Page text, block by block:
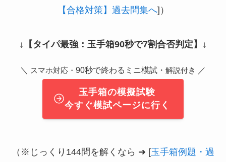
【合格対策】過去問集へ]）
↓ 【タイパ最強：玉手箱90秒で7割合否判定】 ↓
＼ スマホ対応・ 90秒で終わるミニ模試・ 解説付き ／
玉手箱の模擬試験
今すぐ模試ページに行く
（※じっくり144問を解くなら ➔ [玉手箱例題・過